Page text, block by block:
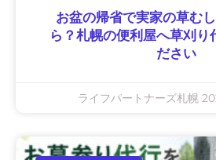
お盆の帰省で実家の草む
ら？札幌の便利屋へ草刈り
ださい
ライフパートナーズ札幌